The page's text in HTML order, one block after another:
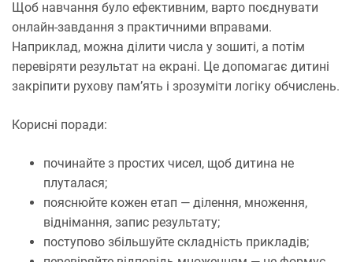
Щоб навчання було ефективним, варто поєднувати
онлайн-завдання з практичними вправами.
Наприклад, можна ділити числа у зошиті, а потім
перевіряти результат на екрані. Це допомагає дитині
закріпити рухову пам’ять і зрозуміти логіку обчислень.
Корисні поради:
починайте з простих чисел, щоб дитина не
плуталася;
пояснюйте кожен етап — ділення, множення,
віднімання, запис результату;
поступово збільшуйте складність прикладів;